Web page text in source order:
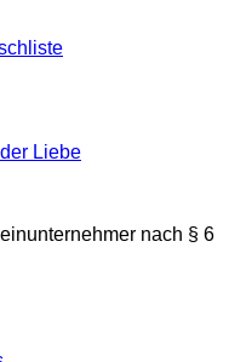
Liebe
nach § 6